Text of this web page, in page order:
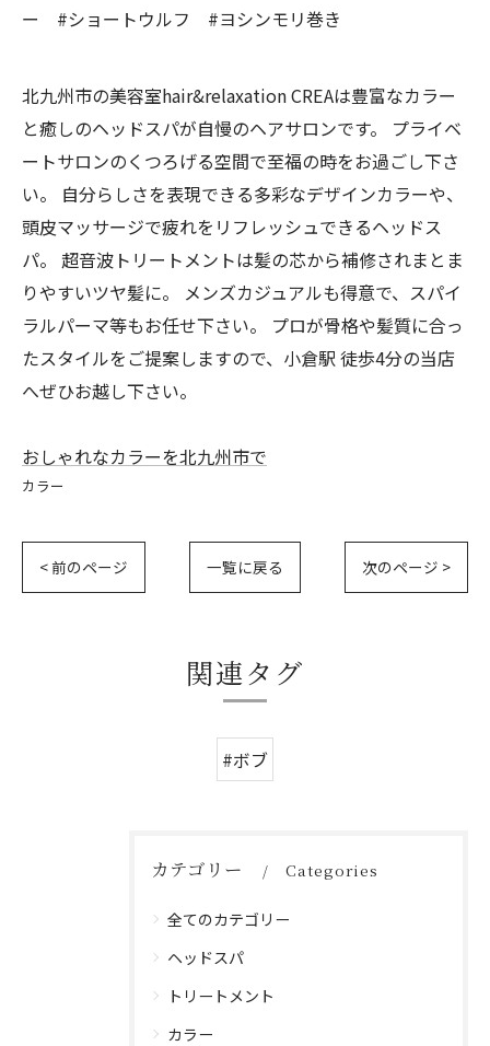
ー #ショートウルフ #ヨシンモリ巻き
北九州市の美容室hair&relaxation CREAは豊富なカラー
と癒しのヘッドスパが自慢のヘアサロンです。 プライベ
ートサロンのくつろげる空間で至福の時をお過ごし下さ
い。 自分らしさを表現できる多彩なデザインカラーや、
頭皮マッサージで疲れをリフレッシュできるヘッドス
パ。 超音波トリートメントは髪の芯から補修されまとま
りやすいツヤ髪に。 メンズカジュアルも得意で、スパイ
ラルパーマ等もお任せ下さい。 プロが骨格や髪質に合っ
たスタイルをご提案しますので、小倉駅 徒歩4分の当店
へぜひお越し下さい。
おしゃれなカラーを北九州市で
カラー
< 前のページ 一覧に戻る 次のページ >
関連タグ
#ボブ
カテゴリー Categories
全てのカテゴリー
ヘッドスパ
トリートメント
カラー